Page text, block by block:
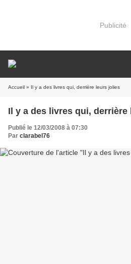
Publicité
Accueil » Il y a des livres qui, derrière leurs jolies
Il y a des livres qui,
Publié le 12/03/2008 à 07:30
Par clarabel76